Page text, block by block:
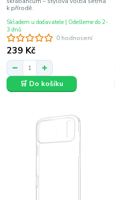
0 hodnocení
k přírodě.
239 Kč
Skladem u dodavatele | Odešleme do 2-
3 dnů
🛒 Do košíku